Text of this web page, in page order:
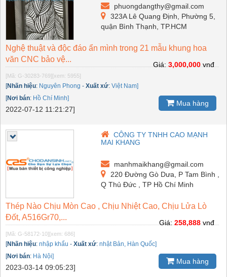
phuongdangthy@gmail.com
323A Lê Quang Định, Phường 5,
quận Bình Thạnh, TP.HCM
Nghệ thuật và độc đáo ẩn mình trong 21 mẫu khung hoa
văn CNC bảo vệ...
[Mã: G-30283-769] [xem: 5955]
[Nhãn hiệu: Nguyên Phong - Xuất xứ: Việt Nam]
[Nơi bán: Hồ Chí Minh]
2022-07-12 11:21:27]
Giá:3,000,000vnđ
Mua hàng
CÔNG TY TNHH CAO MẠNH
MAI KHANG
manhmaikhang@gmail.com
220 Đường Gò Dưa, P Tam Bình ,
Q Thủ Đức , TP Hồ Chí Minh
Thép Nào Chịu Mòn Cao , Chịu Nhiệt Cao, Chịu Lửa Lò
Đốt, A516Gr70,...
[Mã: G-58172-10] [xem: 686]
[Nhãn hiệu: nhập khẩu - Xuất xứ: nhật Bản, Hàn Quốc]
[Nơi bán: Hà Nội]
2023-03-14 09:05:23]
Giá:258,888vnđ
Mua hàng